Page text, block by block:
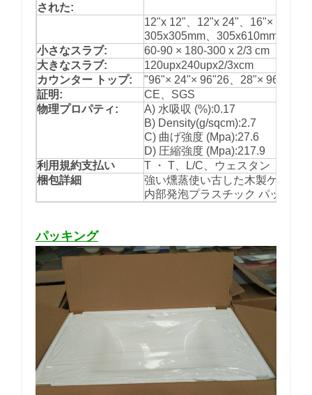
された:
12"x 12"、12"x 24"、16"× 16"、
305x305mm、305x610mm、
小さなスラブ:
60-90 × 180-300 x 2/3 cm
大きなスラブ:
120upx240upx2/3xcm
カウンター トップ:
"96"× 24"× 96"26、28"× 96"、
証明:
CE、SGS
物理プロパティ:
A) 水吸収 (%):0.17
B) Density(g/sqcm):2.7
C) 曲げ強度 (Mpa):27.6
D) 圧縮強度 (Mpa):217.9
利用規約支払い
T ・ T、L/C、ウェスタン ・ ユ
梱包詳細
強い燻蒸使い古した木製ケージ
内部発泡プラスチック パッキン
パッキング